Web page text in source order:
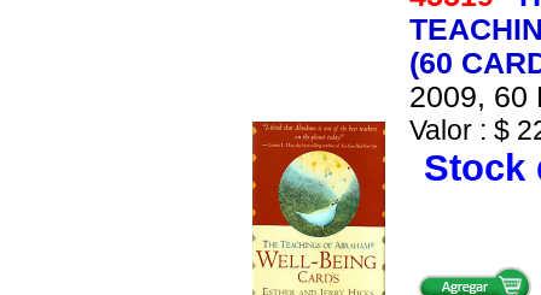
(60
2009, 60
Valor : $
Stock